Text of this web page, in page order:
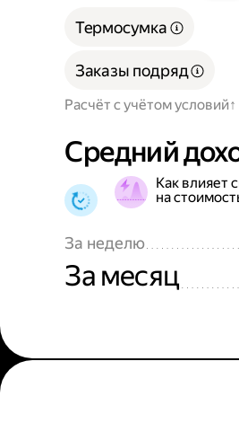
Расчёт с учётом условий
Термосумка
Заказы подряд
Средний
Как влияет
на
За неделю
За месяц